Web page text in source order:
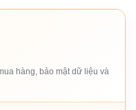
hàng, bảo mật dữ liệu và